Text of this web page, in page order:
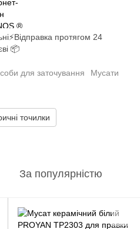
протягом 24
📦
для заточування Мусати
точилки
За популярністю